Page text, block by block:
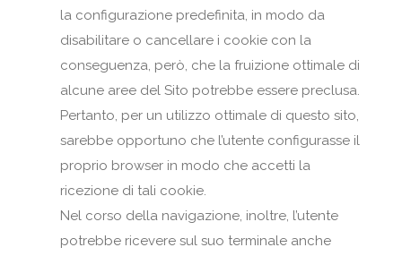
la configurazione predefinita, in modo da
disabilitare o cancellare i cookie con la
conseguenza, però, che la fruizione ottimale di
alcune aree del Sito potrebbe essere preclusa.
Pertanto, per un utilizzo ottimale di questo sito,
sarebbe opportuno che l’utente configurasse il
proprio browser in modo che accetti la
ricezione di tali cookie.
Nel corso della navigazione, inoltre, l’utente
potrebbe ricevere sul suo terminale anche